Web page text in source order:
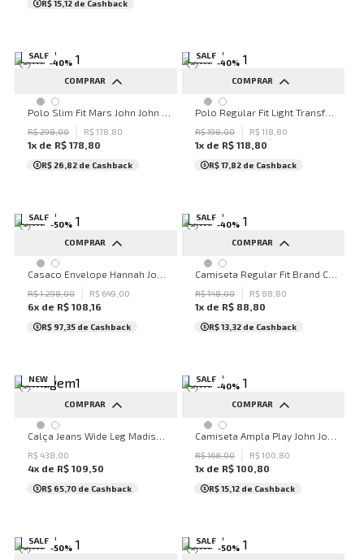
R$ 15,12 de Cashback
SALE
-40%
COMPRAR
PP P M G
GG
XGG
R$298,00 R$ 178 80
1x de R$ 178 80
R$ 26,82 de Cashback
SALE
-40%
COMPRAR
PP P M G
GG
XGG
Polo Regular Fit Light Transfer Royal John John Masculina
R$198,00 R$ 118 80
1x de R$ 118 80
R$ 17,82 de Cashback
SALE
-50%
COMPRAR
PP P M G GG
R$1.298,00 R$ 649 00
6x de R$ 108 16
R$ 97,35 de Cashback
SALE
-40%
COMPRAR
PP P M G
GG
XGG
R$148,00 R$ 88 80
1x de R$ 88 80
R$ 13,32 de Cashback
NEW
COMPRAR
32 36 38 40
42
44
...
R$ 438 00
4x de R$ 109 50
R$ 65,70 de Cashback
SALE
-40%
COMPRAR
PP P M G GG
R$168,00 R$ 100 80
1x de R$ 100 80
R$ 15,12 de Cashback
SALE
-50%
SALE
-50%